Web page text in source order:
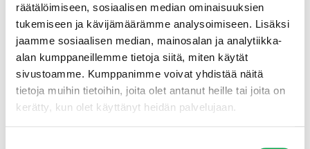
räätälöimiseen, sosiaalisen median ominaisuuksien
tukemiseen ja kävijämäärämme analysoimiseen. Lisäksi
jaamme sosiaalisen median, mainosalan ja analytiikka-
alan kumppaneillemme tietoja siitä, miten käytät
sivustoamme. Kumppanimme voivat yhdistää näitä
tietoja muihin tietoihin, joita olet antanut heille tai joita on
kerätty, kun olet käyttänyt heidän palvelujaan.
Etusivu